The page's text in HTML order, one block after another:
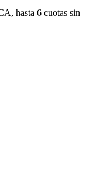
hasta 6 cuotas sin